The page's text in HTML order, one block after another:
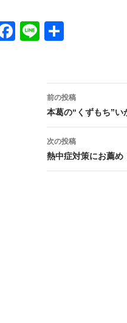
Face
Line
投
稿
ナ
ビ
前の投稿
本葛の“くずもち”い
次の投稿
熱中症対策にお薦め